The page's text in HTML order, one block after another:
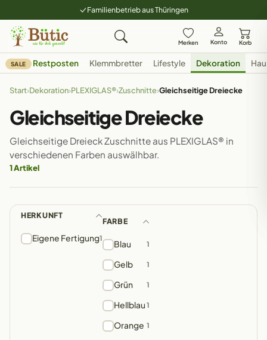
Familienbetrieb aus Thüringen
Merken Konto Korb
SALE Restposten Klemmbretter Lifestyle Dekoration
Start›Dekoration›PLEXIGLAS®›Zuschnitte›Gleichseitige Dreiecke
Gleichseitige Dreiecke
Gleichseitige Dreieck Zuschnitte aus PLEXIGLAS® in
verschiedenen Farben auswälhbar.
1 Artikel
HERKUNFT
Eigene Fertigung1
FARBE
Blau 1
Gelb 1
Grün 1
Hellblau 1
Orange 1